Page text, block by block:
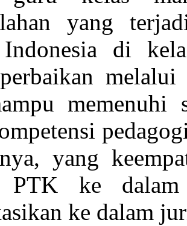
yang
Indonesia di
yang
PTK ke
ke dalam